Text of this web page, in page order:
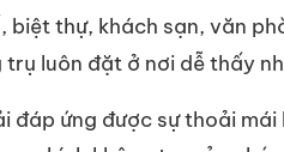
biệt thự, khách sạn, văn
luôn đặt ở nơi dễ thấy
ứng được sự thoải